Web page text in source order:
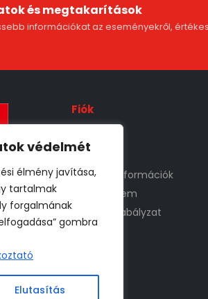
védelmét
élmény javítása,
tartalmak
forgalmának
gombra
Elutasítás
és megtakarítások
információkat az eseményekről,
Fiók
Fiókom
Szállítási információk
Adatvédelem
Visszáruszabályzat